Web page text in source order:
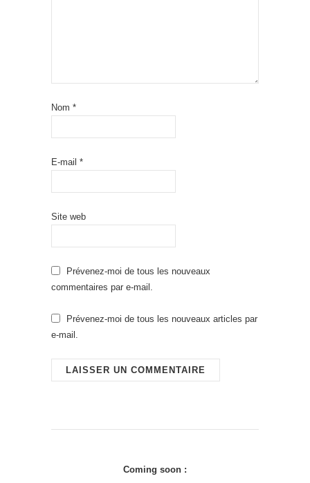
Nom *
E-mail *
Site web
Prévenez-moi de tous les nouveaux
commentaires par e-mail.
Prévenez-moi de tous les nouveaux articles par
e-mail.
Coming soon :